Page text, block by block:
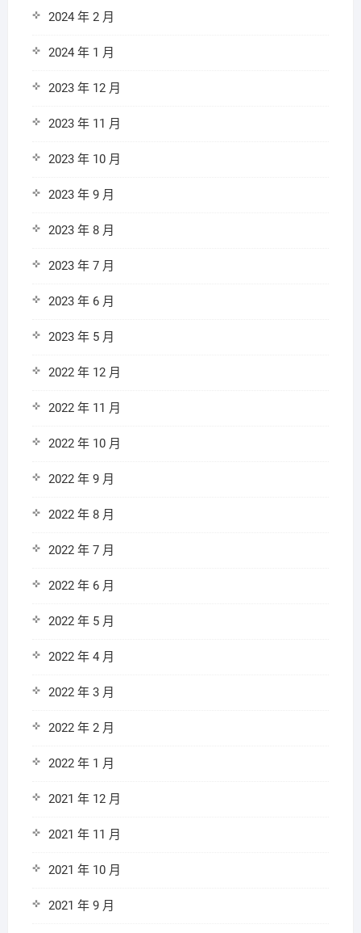
2024 年 2 月
2024 年 1 月
2023 年 12 月
2023 年 11 月
2023 年 10 月
2023 年 9 月
2023 年 8 月
2023 年 7 月
2023 年 6 月
2023 年 5 月
2022 年 12 月
2022 年 11 月
2022 年 10 月
2022 年 9 月
2022 年 8 月
2022 年 7 月
2022 年 6 月
2022 年 5 月
2022 年 4 月
2022 年 3 月
2022 年 2 月
2022 年 1 月
2021 年 12 月
2021 年 11 月
2021 年 10 月
2021 年 9 月